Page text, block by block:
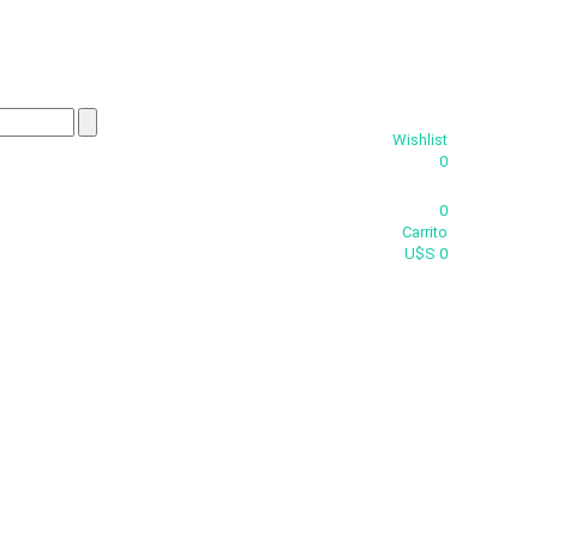
Wishlist
0
0
Carrito
U$S 0